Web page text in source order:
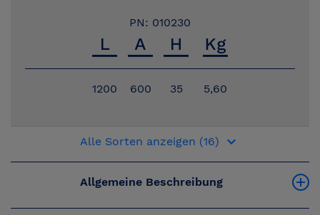
PN: 010230
1200 600 35 5,60
Alle Sorten anzeigen (16) keyboard_arrow_down
Allgemeine Beschreibung